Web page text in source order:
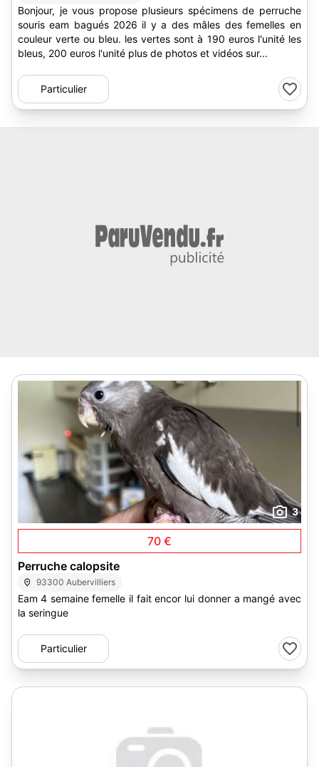
Bonjour, je vous propose plusieurs spécimens de perruche
souris eam bagués 2026 il y a des mâles des femelles en
couleur verte ou bleu. les vertes sont à 190 euros l'unité les
bleus, 200 euros l'unité plus de photos et vidéos sur...
Particulier
3
70 €
Perruche calopsite
93300 Aubervilliers
Eam 4 semaine femelle il fait encor lui donner a mangé avec
la seringue
Particulier